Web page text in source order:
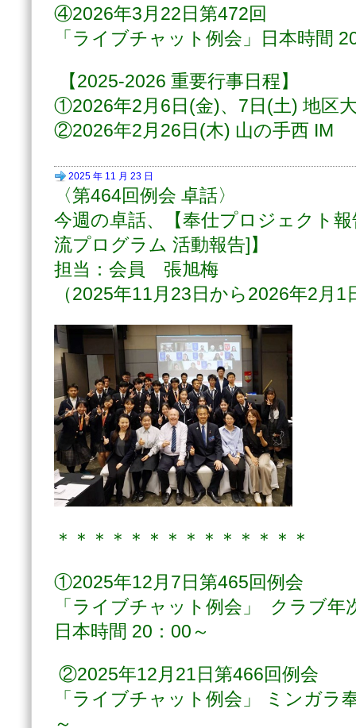
④2026年3月22日第472回
「ライブチャット例会」日本時間
【2025-2026 重要行事日程】
①2026年2月6日(金)、7日(土) 地区
②2026年2月26日(木) 山の手西 IM
2025 年 11 月 23 日
〈第464回例会 卓話〉
今週の卓話、【奉仕プロジェクト
流プログラム 活動報告]】
担当：会員 張旭梅
（2025年11月23日から2026年2月
＊＊＊＊＊＊＊＊＊＊＊＊＊＊
①2025年12月7日第465回例会
「ライブチャット例会」 クラブ年
日本時間 20：00～
②2025年12月21日第466回例会
「ライブチャット例会」 ミンガラ
～